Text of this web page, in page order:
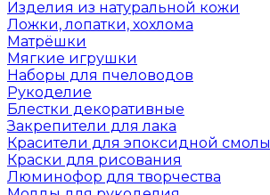
Изделия из натуральной кожи
Ложки, лопатки, хохлома
Матрёшки
Мягкие игрушки
Наборы для пчеловодов
Рукоделие
Блестки декоративные
Закрепители для лака
Красители для эпоксидной смолы
Краски для рисования
Люминофор для творчества